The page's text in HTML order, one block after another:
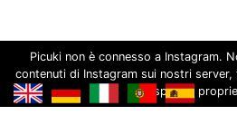
Picuki non è connesso a Instagram.
contenuti di Instagram sui nostri
rispettivi